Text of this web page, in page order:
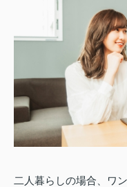
二人暮らしの場合、ワ